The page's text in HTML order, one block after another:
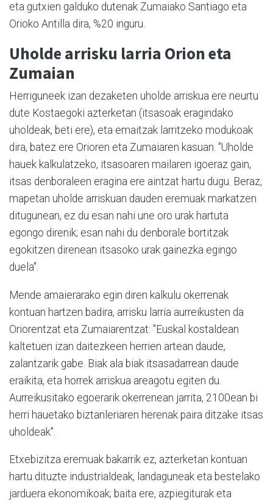
eta gutxien galduko dutenak Zumaiako Santiago eta
Orioko Antilla dira, %20 inguru.
Uholde arrisku larria Orion eta
Zumaian
Herriguneek izan dezaketen uholde arriskua ere neurtu
dute Kostaegoki azterketan (itsasoak eragindako
uholdeak, beti ere), eta emaitzak larritzeko modukoak
dira, batez ere Orioren eta Zumaiaren kasuan. "Uholde
hauek kalkulatzeko, itsasoaren mailaren igoeraz gain,
itsas denboraleen eragina ere aintzat hartu dugu. Beraz,
mapetan uholde arriskuan dauden eremuak markatzen
ditugunean, ez du esan nahi une oro urak hartuta
egongo direnik; esan nahi du denborale bortitzak
egokitzen direnean itsasoko urak gainezka egingo
duela".
Mende amaierarako egin diren kalkulu okerrenak
kontuan hartzen badira, arrisku larria aurreikusten da
Oriorentzat eta Zumaiarentzat: "Euskal kostaldean
kaltetuen izan daitezkeen herrien artean daude,
zalantzarik gabe. Biak ala biak itsasadarrean daude
eraikita, eta horrek arriskua areagotu egiten du.
Aurreikusitako egoerarik okerrenean jarrita, 2100ean bi
herri hauetako biztanleriaren herenak paira ditzake itsas
uholdeak".
Etxebizitza eremuak bakarrik ez, azterketan kontuan
hartu dituzte industrialdeak, landaguneak eta bestelako
jarduera ekonomikoak; baita ere, azpiegiturak eta